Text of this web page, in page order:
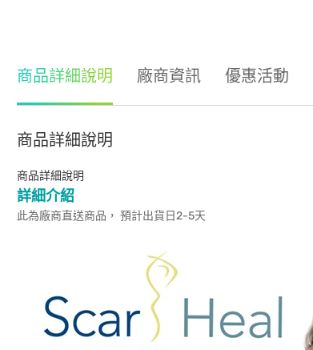
商品詳細說明 廠商資訊 優惠活動
商品詳細說明
商品詳細說明
詳細介紹
此為廠商直送商品， 預計出貨日2-5天